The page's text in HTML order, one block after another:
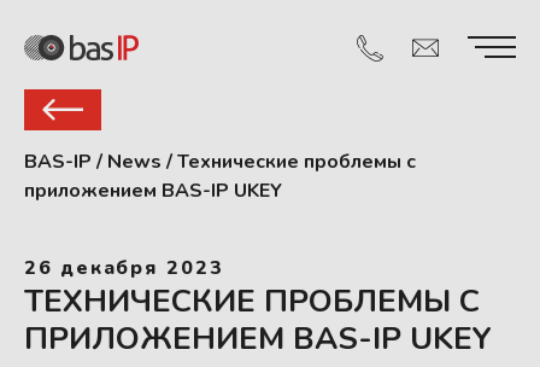
BAS-IP / News /Технические проблемы с
приложением BAS-IP UKEY
26 декабря 2023
ТЕХНИЧЕСКИЕ ПРОБЛЕМЫ С
ПРИЛОЖЕНИЕМ BAS-IP UKEY